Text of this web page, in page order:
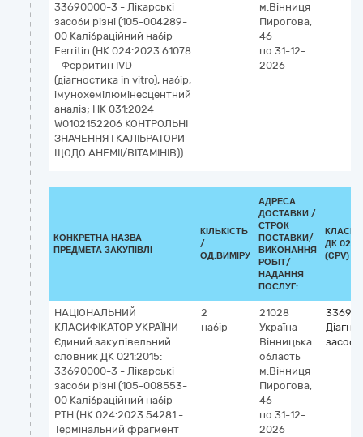
33690000-3 - Лікарські
засоби різні (105-004289-
00 Калібраційний набір
Ferritin (НК 024:2023 61078
- Ферритин IVD
(діагностика in vitro), набір,
імунохемілюмінесцентний
аналіз; НК 031:2024
W0102152206 КОНТРОЛЬНІ
ЗНАЧЕННЯ І КАЛІБРАТОРИ
ЩОДО АНЕМІЇ/ВІТАМІНІВ))
м.Вінниця
Пирогова,
46
по 31-12-
2026
КОНКРЕТНА НАЗВА
ПРЕДМЕТА ЗАКУПІВЛІ
КІЛЬКІСТЬ
/
ОД.ВИМІРУ
АДРЕСА
ДОСТАВКИ /
СТРОК
ПОСТАВКИ/
ВИКОНАННЯ
РОБІТ/
НАДАННЯ
ПОСЛУГ:
ДК
(CPV)
НАЦІОНАЛЬНИЙ
КЛАСИФІКАТОР УКРАЇНИ
Єдиний закупівельний
словник ДК 021:2015:
33690000-3 - Лікарські
засоби різні (105-008553-
00 Калібраційний набір
PTH (НК 024:2023 54281 -
Термінальний фрагмент
2
набір
21028
Україна
Вінницька
область
м.Вінниця
Пирогова,
46
по 31-12-
2026
засоби